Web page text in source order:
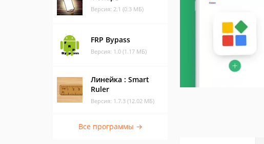
Версия: 2.1 (0.3 МБ)
FRP Bypass
Версия: 1.0 (1.17 МБ)
Линейка : Smart
Ruler
Версия: 1.7.3 (12.02 МБ)
Все программы →